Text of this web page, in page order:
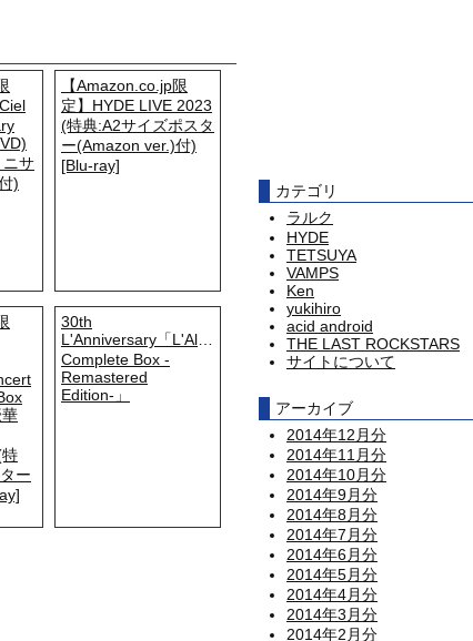
サ
)
【Amazon.co.jp限
定】HYDE LIVE 2023
(特典:A2サイズポスタ
ー(Amazon ver.)付)
[Blu-ray]
ー
30th
L'Anniversary「L'Album
Complete Box -
Remastered
Edition-」
カテゴリ
ラルク
HYDE
TETSUYA
VAMPS
Ken
yukihiro
acid android
THE LAST ROCKSTARS
サイトについて
アーカイブ
2014年12月分
2014年11月分
2014年10月分
2014年9月分
2014年8月分
2014年7月分
2014年6月分
2014年5月分
2014年4月分
2014年3月分
2014年2月分